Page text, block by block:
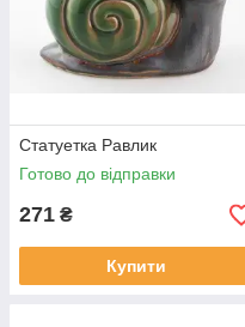
Статуетка Равлик
Готово до відправки
271 ₴
Купити